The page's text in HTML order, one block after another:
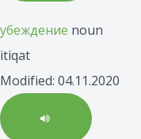
убеждение noun
itiqat
Modified: 04.11.2020